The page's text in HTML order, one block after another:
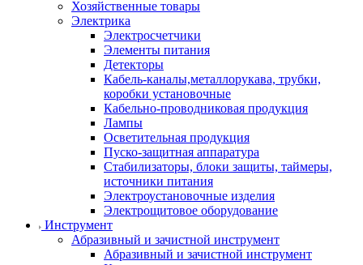
Хозяйственные товары
Электрика
Электросчетчики
Элементы питания
Детекторы
Кабель-каналы,металлорукава, трубки,
коробки установочные
Кабельно-проводниковая продукция
Лампы
Осветительная продукция
Пуско-защитная аппаратура
Стабилизаторы, блоки защиты, таймеры,
источники питания
Электроустановочные изделия
Электрощитовое оборудование
Инструмент
Абразивный и зачистной инструмент
Абразивный и зачистной инструмент